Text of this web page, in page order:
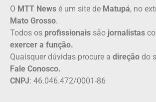
O MTT News é um site de Matupá, no
Mato Grosso.
Todos os profissionais são jornalistas
exercer a função.
Quaisquer dúvidas procure a direção do
Fale Conosco.
CNPJ: 46.046.472/0001-86